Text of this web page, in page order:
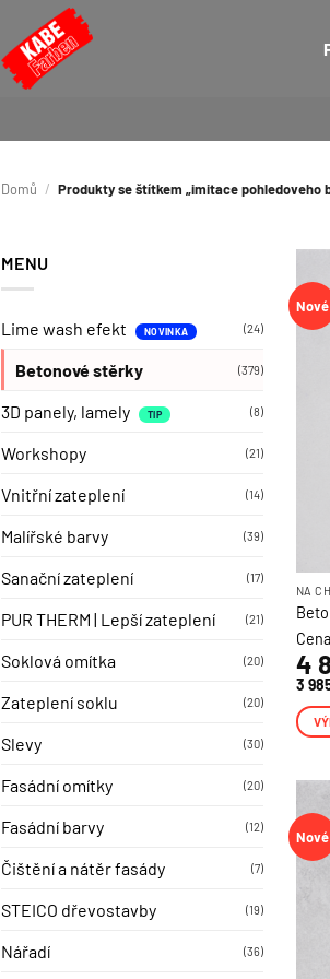
Domů / Produkty se štítkem „imitace pohledoveho
MENU
Lime wash efekt (24)
Betonové stěrky (379)
3D panely, lamely (8)
Workshopy (21)
Vnitřní zateplení (14)
Malířské barvy (39)
Sanační zateplení (17)
PUR THERM | Lepší zateplení (21)
Soklová omítka (20)
Zateplení soklu (20)
Slevy (30)
Fasádní omítky (20)
Fasádní barvy (12)
Čištění a nátěr fasády (7)
STEICO dřevostavby (19)
Nářadí (36)
Nové
NA
4
3
více
Nové